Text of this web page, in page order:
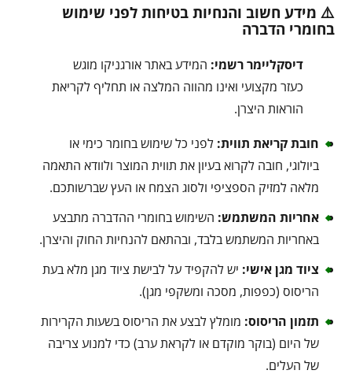
⚠️ מידע חשוב והנחיות בטיחות לפני שימוש
בחומרי הדברה
דיסקליימר רשמי: המידע באתר אורגניקו מוגש
כעזר מקצועי ואינו מהווה המלצה או תחליף לקריאת
הוראות היצרן.
חובת קריאת תווית: לפני כל שימוש בחומר כימי או
ביולוגי, חובה לקרוא בעיון את תווית המוצר ולוודא התאמה
מלאה למזיק הספציפי ולסוג הצמח או העץ שברשותכם.
אחריות המשתמש: השימוש בחומרי ההדברה מתבצע
באחריות המשתמש בלבד, ובהתאם להנחיות החוק והיצרן.
ציוד מגן אישי: יש להקפיד על לבישת ציוד מגן מלא בעת
הריסוס (כפפות, מסכה ומשקפי מגן).
תזמון הריסוס: מומלץ לבצע את הריסוס בשעות הקרירות
של היום (בוקר מוקדם או לקראת ערב) כדי למנוע צריבה
של העלים.